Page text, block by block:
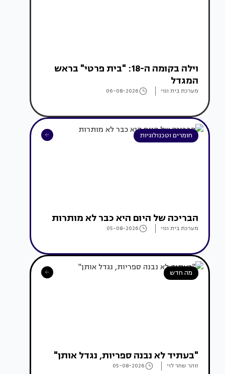
וילה בקומה ה-18: "בית פרטי" בראש
המגדל
מערכת בית ונוי 06-08-2026
חומרים וטכנולוגיות
הבריכה של היום היא כבר לא מותרות
מערכת בית ונוי 05-08-2026
מה חדש
"בעתיד לא נבנה ספריות, נגדל אותן"
זוהר שחר לוי 05-08-2026